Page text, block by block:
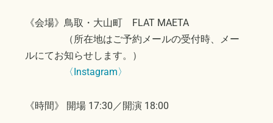
《会場》鳥取・大山町 FLAT MAETA
（所在地はご予約メールの受付時、メー
ルにてお知らせします。）
〈Instagram〉
《時間》 開場 17:30／開演 18:00